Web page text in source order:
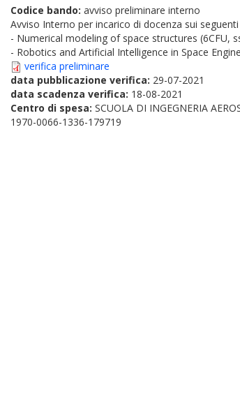
Codice bando: avviso preliminare interno
Avviso Interno per incarico di docenza sui
- Numerical modeling of space structures (6CFU,
- Robotics and Artificial Intelligence in Space
verifica preliminare
data pubblicazione verifica: 29-07-2021
data scadenza verifica: 18-08-2021
Centro di spesa: SCUOLA DI INGEGNERIA
1970-0066-1336-179719